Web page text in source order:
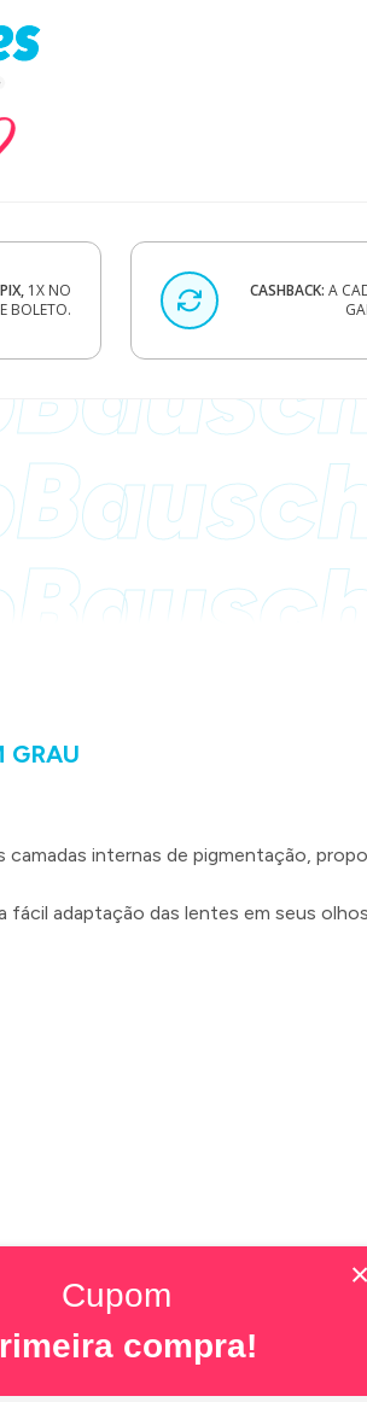
1X NO
BOLETO.
CASHBACK: A
GRAU
internas de pigmentação,
adaptação das lentes em seus
×
Cupom
compra!